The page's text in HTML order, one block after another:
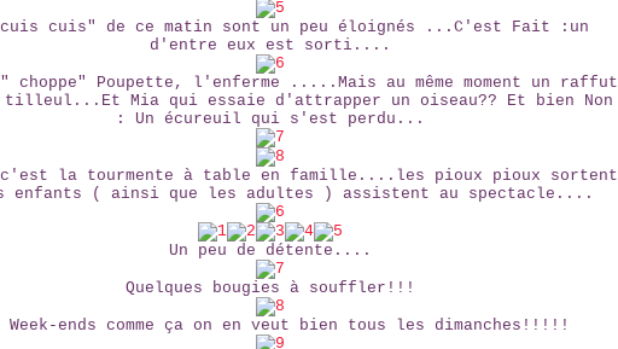
cuis" de ce matin sont un peu éloignés ...C'est Fait :un
d'entre eux est sorti....
Poupette, l'enferme .....Mais au même moment un raffut
tilleul...Et Mia qui essaie d'attrapper un oiseau?? Et bien Non
: Un écureuil qui s'est perdu...
la tourmente à table en famille....les pioux pioux sortent
enfants ( ainsi que les adultes ) assistent au spectacle....
Un peu de détente....
Quelques bougies à souffler!!!
Week-ends comme ça on en veut bien tous les dimanches!!!!!